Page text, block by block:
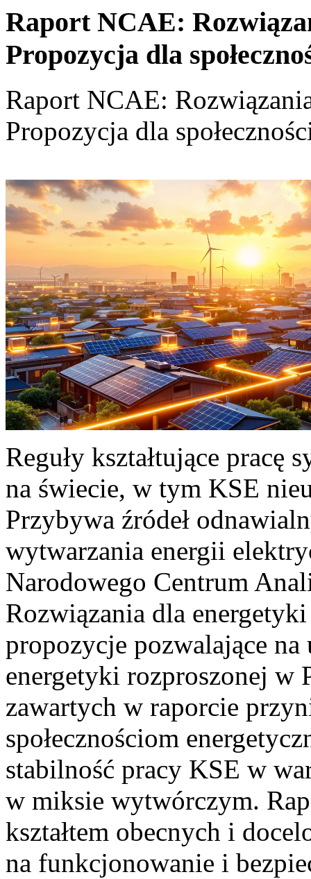
Raport NCAE:
Propozycja dla
Raport NCAE:
Propozycja dla
Reguły kształtujące pracę
na świecie, w tym KSE
Przybywa źródeł
wytwarzania energii
Narodowego Centrum
Rozwiązania dla
propozycje pozwalające
energetyki rozproszonej w
zawartych w raporcie
społecznościom
stabilność pracy KSE w
w miksie wytwórczym.
kształtem obecnych i
na funkcjonowanie i